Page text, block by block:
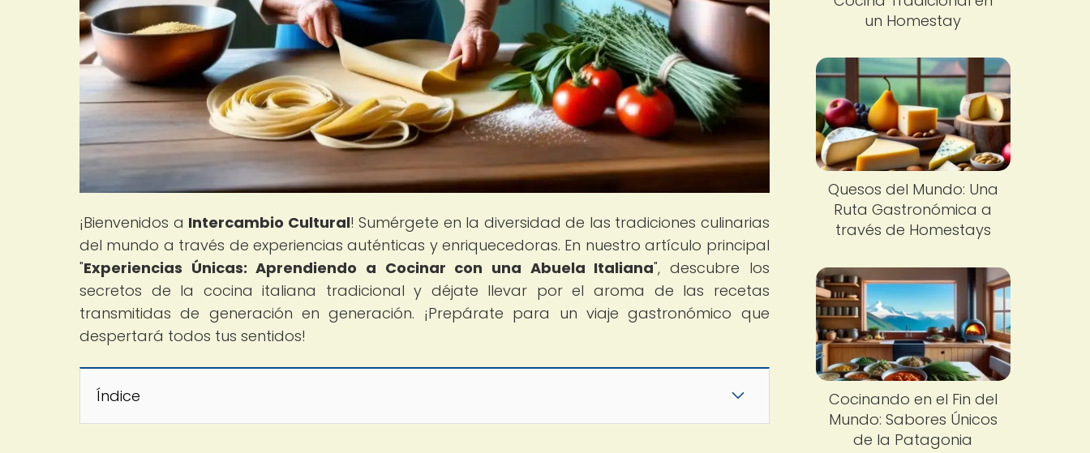
¡Bienvenidos a Intercambio Cultural! Sumérgete en la diversidad de las tradiciones culinarias
del mundo a través de experiencias auténticas y enriquecedoras. En nuestro artículo principal
"Experiencias Únicas: Aprendiendo a Cocinar con una Abuela Italiana", descubre los
secretos de la cocina italiana tradicional y déjate llevar por el aroma de las recetas
transmitidas de generación en generación. ¡Prepárate para un viaje gastronómico que
despertará todos tus sentidos!
Índice
un Homestay
Quesos del Mundo: Una
Ruta Gastronómica a
través de Homestays
Cocinando en el Fin del
Mundo: Sabores Únicos
de la Patagonia